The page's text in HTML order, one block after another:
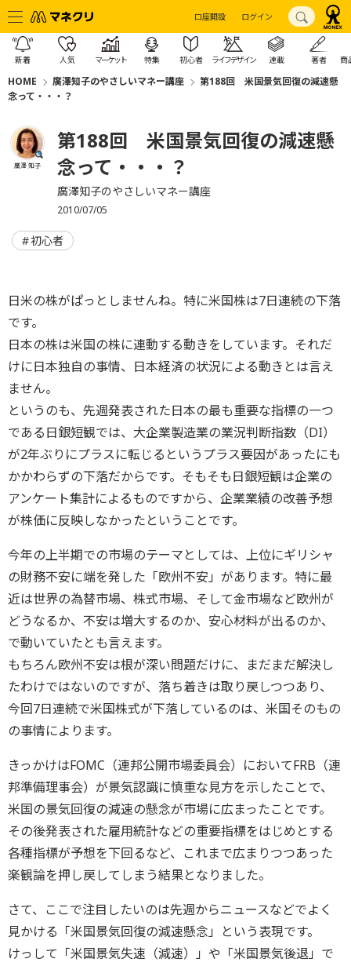
口座開設 ログイン
新着 人気 マーケット 特集 初心者 ライフデザイン 連載 著者 商
HOME 廣澤知子のやさしいマネー講座
第188回 米国景気回復の減速懸
念って・・・？
廣澤 知子
第188回 米国景気回復の減速懸
念って・・・？
廣澤知子のやさしいマネー講座
2010/07/05
初心者
日米の株がぱっとしませんね。特に米国株は7日連続の下落
です。
日本の株は米国の株に連動する動きをしています。それだ
けに日本独自の事情、日本経済の状況による動きとは言え
ません。
というのも、先週発表された日本の最も重要な指標の一つ
である日銀短観では、大企業製造業の業況判断指数（DI）
が2年ぶりにプラスに転じるというプラス要因があったにも
かかわらずの下落だからです。そもそも日銀短観は企業の
アンケート集計によるものですから、企業業績の改善予想
が株価に反映しなかったということです。
今年の上半期での市場のテーマとしては、上位にギリシャ
の財務不安に端を発した「欧州不安」があります。特に最
近は世界の為替市場、株式市場、そして金市場など欧州が
どうなるか、不安は増大するのか、安心材料が出るのか、
で動いていたとも言えます。
もちろん欧州不安は根が深い問題だけに、まだまだ解決し
たわけではないのですが、落ち着きは取り戻しつつあり、
今回7日連続で米国株式が下落しているのは、米国そのもの
の事情によります。
きっかけはFOMC（連邦公開市場委員会）においてFRB（連
邦準備理事会）が景気認識に慎重な見方を示したことで、
米国の景気回復の減速の懸念が市場に広まったことです。
その後発表された雇用統計などの重要指標をはじめとする
各種指標が予想を下回るなど、これまで広まりつつあった
楽観論を押し戻してしまう結果となりました。
さて、ここで注目したいのは先週からニュースなどでよく
見かける「米国景気回復の減速懸念」という表現です。
けっして「米国景気失速（減速）」や「米国景気後退」で